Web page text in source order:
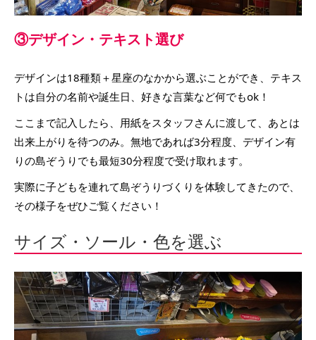
③デザイン・テキスト選び
デザインは18種類＋星座のなかから選ぶことができ、テキス
トは自分の名前や誕生日、好きな言葉など何でもok！
ここまで記入したら、用紙をスタッフさんに渡して、あとは
出来上がりを待つのみ。無地であれば3分程度、デザイン有
りの島ぞうりでも最短30分程度で受け取れます。
実際に子どもを連れて島ぞうりづくりを体験してきたので、
その様子をぜひご覧ください！
サイズ・ソール・色を選ぶ